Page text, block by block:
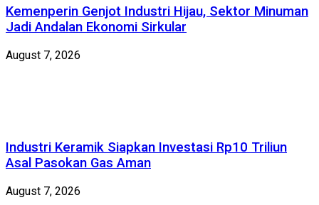
Kemenperin Genjot Industri Hijau, Sektor Minuman
Jadi Andalan Ekonomi Sirkular
August 7, 2026
Industri Keramik Siapkan Investasi Rp10 Triliun
Asal Pasokan Gas Aman
August 7, 2026